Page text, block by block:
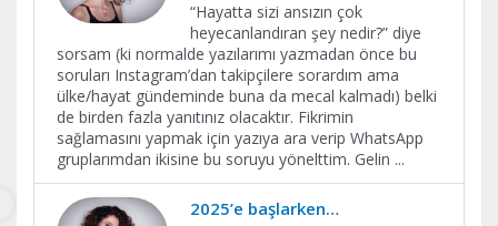
“Hayatta sizi ansızın çok
heyecanlandıran şey nedir?” diye
sorsam (ki normalde yazılarımı yazmadan önce bu
soruları Instagram’dan takipçilere sorardım ama
ülke/hayat gündeminde buna da mecal kalmadı) belki
de birden fazla yanıtınız olacaktır. Fikrimin
sağlamasını yapmak için yazıya ara verip WhatsApp
gruplarımdan ikisine bu soruyu yönelttim. Gelin ...
2025’e başlarken…